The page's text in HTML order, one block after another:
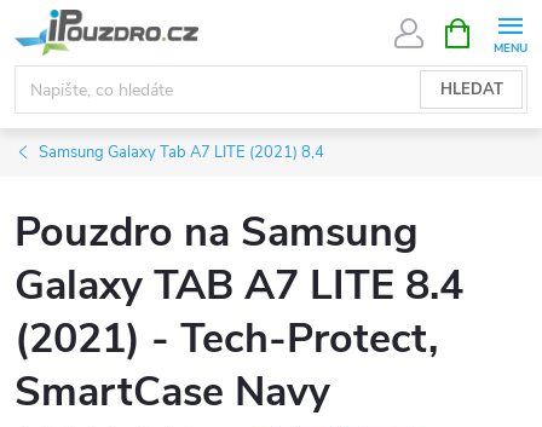
na
obsah
HLEDAT
NÁKUPNÍ
KOŠÍK
Samsung Galaxy Tab A7 LITE (2021) 8,4
Pouzdro na Samsung
Galaxy TAB A7 LITE 8.4
(2021) - Tech-Protect,
SmartCase Navy